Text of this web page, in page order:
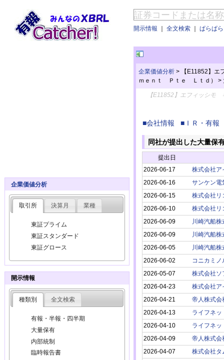
開示情報 ｜ 全文検索 ｜ ぱらぱ
企業価値分析 >
【E11852】
ｍｅｎｔ Ｐｔｅ Ｌｔｄ）
>
【E11852】エフィッシ
■会社情報 ■ＩＲ・有報
同社が提出した大量保
提出日
2026-06-17
株式会社ア
2026-06-16
サンケン電
2026-06-15
株式会社リ
2026-06-10
株式会社リ
2026-06-09
川崎汽船株
2026-06-09
川崎汽船株
2026-06-05
川崎汽船株
2026-06-02
コニカミ
2026-05-07
株式会社ソ
2026-04-23
株式会社ア
2026-04-21
帝人株式会
2026-04-13
ライフネッ
2026-04-10
ライフネッ
2026-04-09
帝人株式会
2026-04-07
株式会社タ
企業価値分析
取引所 決算月 業種
東証プライム
東証スタンダード
東証グロース
開示情報
種類別 全文検索
有報・半報・四半期
大量保有
内部統制
臨時報告書